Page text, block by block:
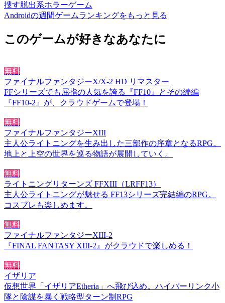
捜す脱出系ホラーゲーム
Androidの週間ゲームランキングをもっと見る
このゲームが好きなあなたに
無料
ファイナルファンタジーX/X-2 HD リマスター
FFシリーズでも屈指の人気を誇る『FF10』とその続編
『FF10-2』が、クラウドゲームで登場！
無料
ファイナルファンタジーXIII
主人公ライトニングを生み出した三部作の序章となるRPG。
地上と上空の世界を巡る物語が展開していく。
無料
ライトニングリターンズ FFXIII（LRFF13）
主人公ライトニングが魅せる FF13シリーズ完結編のRPG。
コスプレも楽しめます。
無料
ファイナルファンタジーXIII-2
『FINAL FANTASY XIII-2』がクラウドで楽しめる！
無料
イザリア
仮想世界「イザリアEtheria」へ飛び込め。ハイパーリンク小
隊と陰謀を暴く戦略型ターン制RPG